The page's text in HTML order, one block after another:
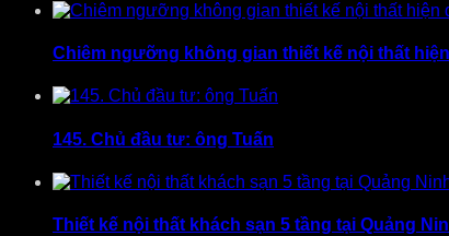
Chiêm ngưỡng không gian thiết kế nội thất
145. Chủ đầu tư: ông Tuấn
Thiết kế nội thất khách sạn 5 tầng tại Quảng